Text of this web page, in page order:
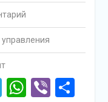
Telegram
Viber